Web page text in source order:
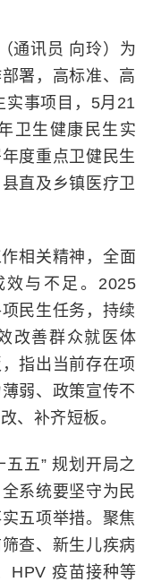
（通讯员 向玲）为
署，高标准、高
实事项目，5月21
卫生健康民生实
度重点卫健民生
直及乡镇医疗卫
相关精神，全面
效与不足。2025
民生任务，持续
改善群众就医体
指出当前存在项
弱、政策宣传不
、补齐短板。
五” 规划开局之
系统要坚守为民
五项举措。聚焦
查、新生儿疾病
HPV 疫苗接种等